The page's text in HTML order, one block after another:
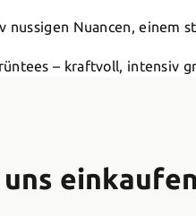
Nuancen, einem
– kraftvoll, intensiv